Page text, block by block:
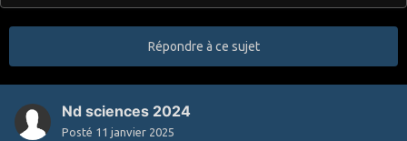
Répondre à ce sujet
Nd sciences 2024
Posté 11 janvier 2025